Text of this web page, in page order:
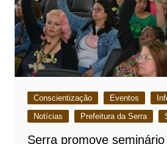
Conscientização Eventos
Notícias
Prefeitura da Serra
Serra promove seminário